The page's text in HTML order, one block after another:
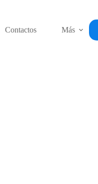
Contactos Más